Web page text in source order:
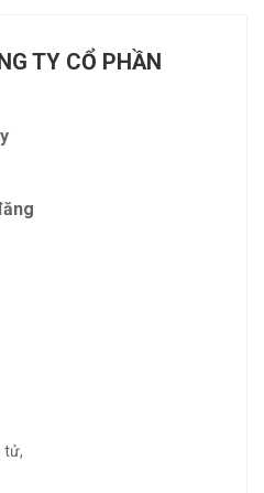
TY CỔ PHẦN
tử,